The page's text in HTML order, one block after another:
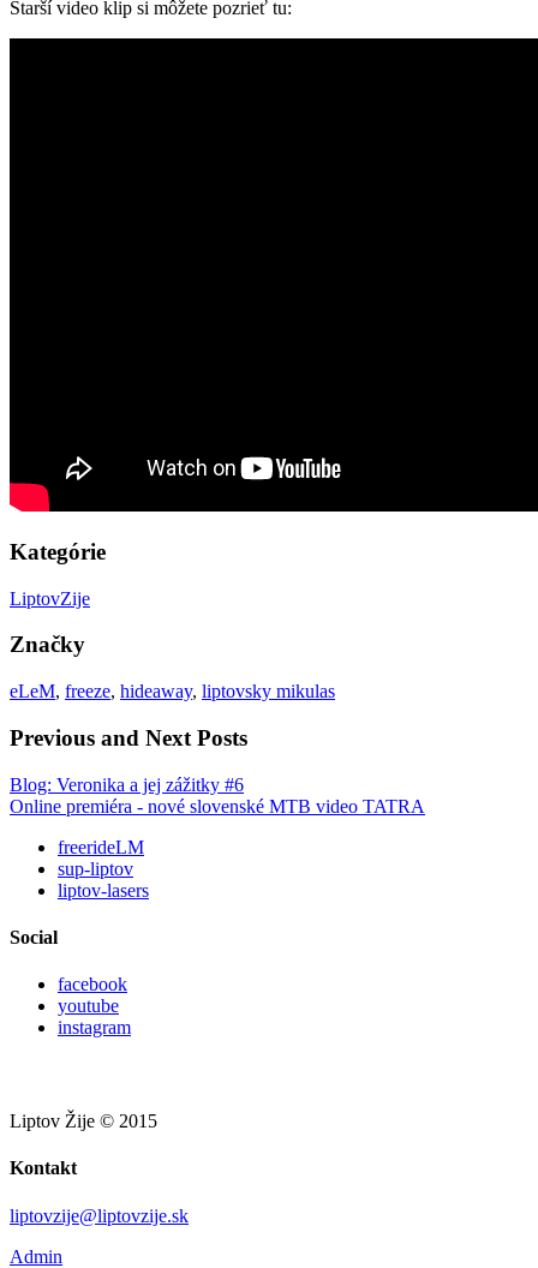
Starší video klip si môžete pozrieť tu:
Kategórie
LiptovZije
Značky
eLeM, freeze, hideaway, liptovsky mikulas
Previous and Next Posts
Blog: Veronika a jej zážitky #6
Online premiéra - nové slovenské MTB video TATRA
freerideLM
sup-liptov
liptov-lasers
Social
facebook
youtube
instagram
Liptov Žije © 2015
Kontakt
liptovzije@liptovzije.sk
Admin